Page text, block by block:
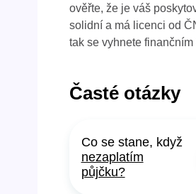
ověřte, že je váš
solidní a má licenci od
tak se vyhnete finančním
Časté otázky
Co se stane, když
nezaplatím
půjčku?